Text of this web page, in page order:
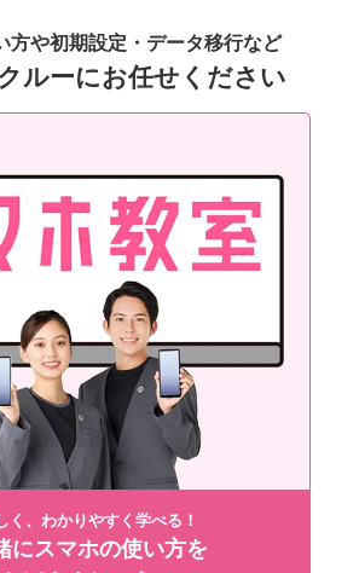
方や初期設定・データ移行など
ルーにお任せください
く、わかりやすく学べる！
にスマホの使い方を